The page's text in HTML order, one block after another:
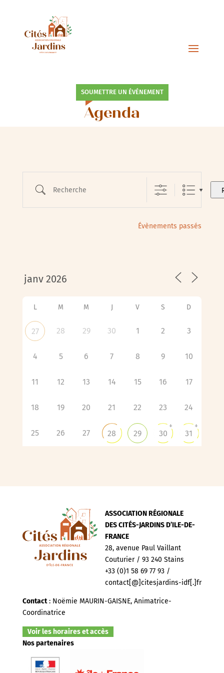
SOUMETTRE UN ÉVÉNEMENT
Agenda
Évènements passés
L M M J V S D
27 28 29 30 1 2 3
4 5 6 7 8 9 10
11 12 13 14 15 16 17
18 19 20 21 22 23 24
25 26 27 28 29 30
+
31
+
ASSOCIATION RÉGIONALE
DES CITÉS-JARDINS D’ILE-DE-
FRANCE
28, avenue Paul Vaillant
Couturier / 93 240 Stains
+33 (0)1 58 69 77 93 /
contact[@]citesjardins-idf[.]fr
Contact: Noëmie MAURIN-GAISNE, Animatrice-
Coordinatrice
Voir les horaires et accès
Nos partenaires